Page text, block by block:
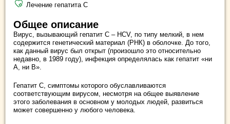
Лечение гепатита С
Общее описание
Вирус, вызывающий гепатит С – НСV, по типу мелкий, в нем
содержится генетический материал (РНК) в оболочке. До того,
как данный вирус был открыт (произошло это относительно
недавно, в 1989 году), инфекция определялась как гепатит «ни
А, ни B».
Гепатит С, симптомы которого обуславливаются
соответствующим вирусом, несмотря на общее выявление
этого заболевания в основном у молодых людей, развиться
может совершенно у любого человека.